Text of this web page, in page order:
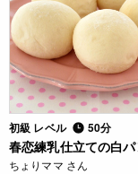
初級 レベル 50分
春恋練乳仕立ての白
ちょりママ さん